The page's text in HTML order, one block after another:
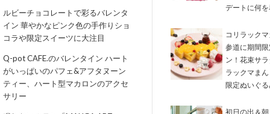
ルビーチョコレートで彩るバレンタ
イン 華やかなピンク色の手作りショ
コラや限定スイーツに大注目
Q-pot CAFE.のバレンタイン ハート
がいっぱいのパフェ&アフタヌーン
ティー、ハート型マカロンのアクセ
サリー
デートに何
コリラック
参道に期間
ン！花束サ
ラックマま
限定ぬいぐる
初日の出＆